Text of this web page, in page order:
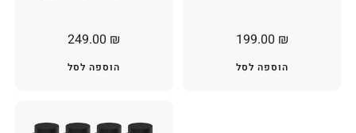
249.00 ₪
הוספה לסל
199.00 ₪
הוספה לסל